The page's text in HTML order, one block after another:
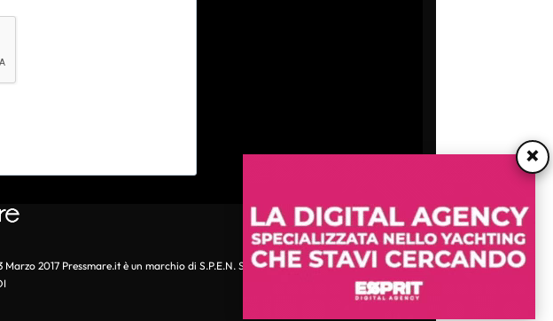
×
2017 Pressmare.it è un marchio di S.P.E.N. Srl - P.IVA 06511641000